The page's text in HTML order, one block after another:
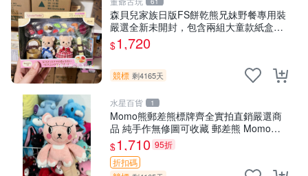
森貝兒家族日版FS餅乾熊兄妹野餐專用裝
嚴選全新未開封，包含兩組大童款紙盒
裝，適合收藏與分享。 餅乾熊兄妹、野
餐、收藏
$1,720
競標 剩4165天
水星百貨 1
Momo熊郵差熊標牌齊全實拍直銷嚴選商
品 純手作無修圖可收藏 郵差熊 Momo熊
標牌 商品
$1,710 95折
折扣碼